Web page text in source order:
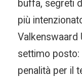
buffa, segreti
più
Valkenswaard
settimo posto:
penalità per il